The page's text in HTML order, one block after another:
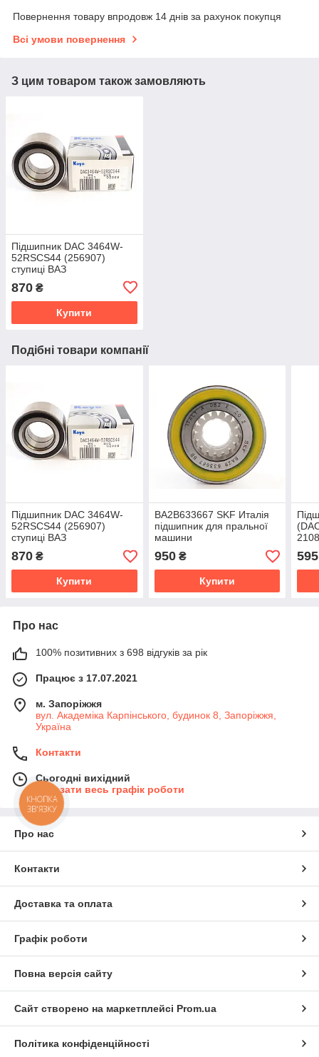
Повернення товару впродовж 14 днів за рахунок покупця
Всі умови повернення
З цим товаром також замовляють
Підшипник DAC 3464W-
52RSCS44 (256907)
ступиці ВАЗ
2108,2109,2110,2111,2112,2113,2114,2115
870 ₴
Купити
Подібні товари компанії
Підшипник DAC 3464W-
52RSCS44 (256907)
ступиці ВАЗ
2108,2109,2110,2111,2112,2113,2114,2115
870 ₴
Купити
BA2B633667 SKF Италія
підшипник для пральної
машини
950₴
Купити
595
Про нас
100% позитивних з 698 відгуків за рік
Працює з 17.07.2021
м. Запоріжжя
вул. Академіка Карпінського, будинок 8, Запоріжжя,
Україна
Контакти
Сьогодні вихідний
Показати весь графік роботи
Про нас
Контакти
Доставка та оплата
Графік роботи
Повна версія сайту
Сайт створено на маркетплейсі Prom.ua
Політика конфіденційності
КНОПКА
ЗВ'ЯЗКУ